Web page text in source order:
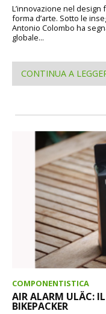
L’innovazione nel
forma d’arte. Sotto le
Antonio Colombo ha
globale...
CONTINUA A
COMPONENTISTICA
AIR ALARM ULÄC:
BIKEPACKER